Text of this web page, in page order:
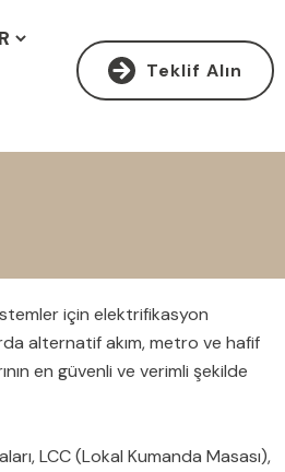
Teklif Alın
için elektrifikasyon
alternatif akım, metro ve hafif
en güvenli ve verimli şekilde
LCC (Lokal Kumanda Masası),